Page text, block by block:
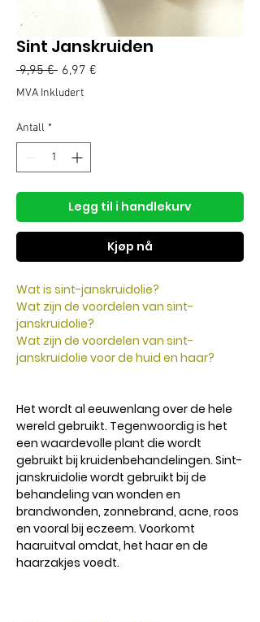
Sint Janskruiden
9,95 € Vanlig
pris
6,97 €
MVA Inkludert
Antall *
Legg til i handlekurv
Kjøp nå
Wat is sint-janskruidolie?
Wat zijn de voordelen van sint-
janskruidolie?
Wat zijn de voordelen van sint-
janskruidolie voor de huid en haar?
Het wordt al eeuwenlang over de hele
wereld gebruikt. Tegenwoordig is het
een waardevolle plant die wordt
gebruikt bij kruidenbehandelingen. Sint-
janskruidolie wordt gebruikt bij de
behandeling van wonden en
brandwonden, zonnebrand, acne, roos
en vooral bij eczeem. Voorkomt
haaruitval omdat, het haar en de
haarzakjes voedt.